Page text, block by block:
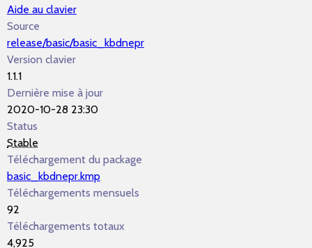
Aide au clavier
Source
release/basic/basic_kbdnepr
Version clavier
1.1.1
Dernière mise à jour
2020-10-28 23:30
Status
Stable
Téléchargement du package
basic_kbdnepr.kmp
Téléchargements mensuels
92
Téléchargements totaux
4,925